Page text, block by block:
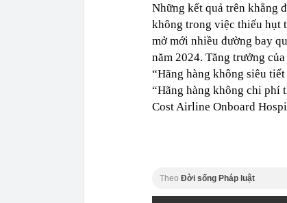
Những kết quả trên khẳng
không trong việc thiếu hụt
mở mới nhiều đường bay
năm 2024. Tăng trưởng
“Hãng hàng không siêu
“Hãng hàng không chi phí
Cost Airline Onboard
Theo Đời sống Pháp luật